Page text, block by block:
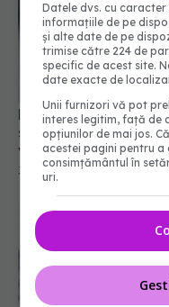
Boala de reflux
simptome,
vinovaților
31 mar 2022, 23:03
Datele dvs. cu
informațiile de pe
și alte date de pe
trimise către 224 de
specific de acest site.
date exacte de
Unii furnizori vă pot
interes legitim, față de
opțiunilor de mai jos.
acestei pagini pentru
consimțământul în
uri.